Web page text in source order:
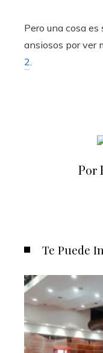
Pero una cosa
ansiosos por ver
2.
Por
Te Puede